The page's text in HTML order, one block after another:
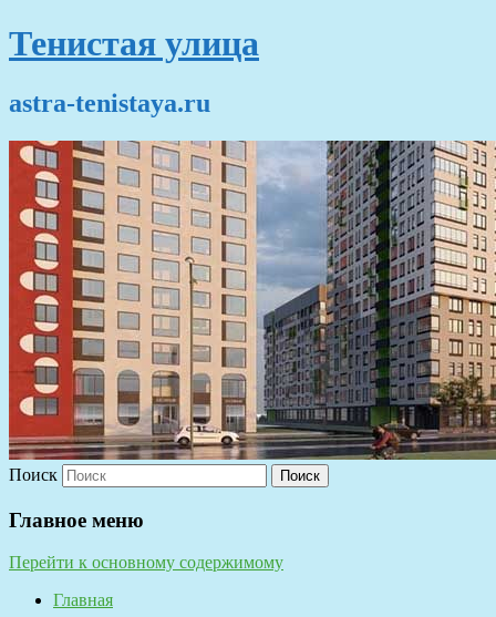
Тенистая улица
astra-tenistaya.ru
Поиск
Главное меню
Перейти к основному содержимому
Главная